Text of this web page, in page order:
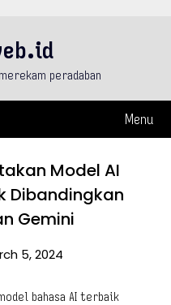
peradaban
Menu
Model AI
Dibandingkan
Gemini
5, 2024
bahasa AI terbaik